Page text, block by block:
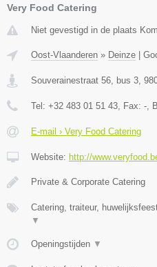
Very Food Catering
Niet gevestigd in de plaats
Oost-Vlaanderen » Deinze
Souverainestraat 56, bus 3,
Tel: +32 483 01 51 43, Fax: -,
E-mail › Very Food Catering
Website: http://
Private & Corporate Catering
Catering, traiteur,
▼
Openingstijden ▼